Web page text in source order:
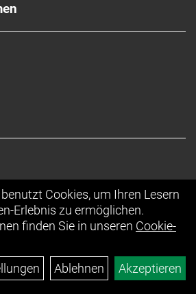
Cookies, um Ihren Lesern
Erlebnis zu ermöglichen.
finden Sie in unseren Cookie-
Ablehnen Akzeptieren